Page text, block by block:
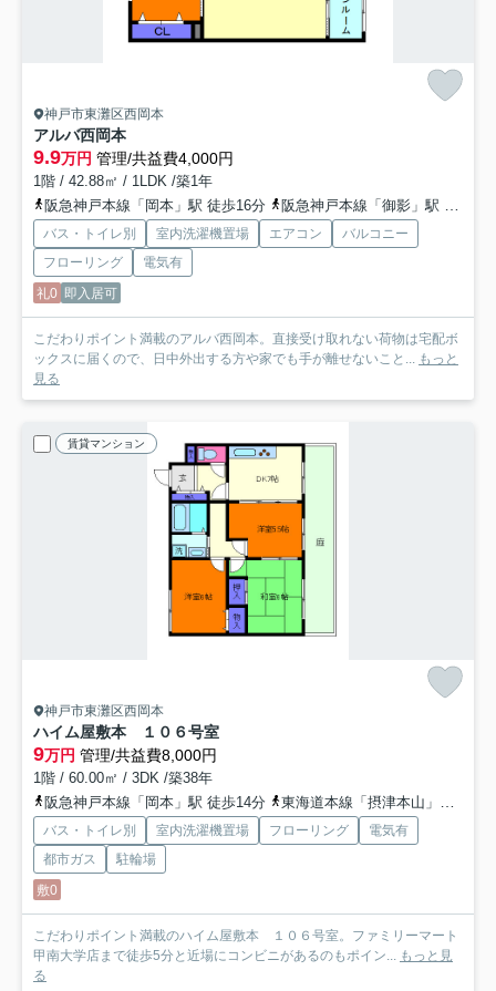
神戸市東灘区西岡本
アルバ西岡本
9.9万円 管理/共益費4,000円
1階 / 42.88㎡ / 1LDK /築1年
阪急神戸本線「岡本」駅 徒歩16分
阪急神戸本線「御影」駅 徒歩19分
バス・トイレ別 室内洗濯機置場 エアコン
バルコニー
フローリング
電気有
礼0 即入居可
こだわりポイント満載のアルバ西岡本。直接受け取れない荷物は宅配ボ
ックスに届くので、日中外出する方や家でも手が離せないこと...
もっと
見る
賃貸マンション
神戸市東灘区西岡本
ハイム屋敷本 １０６号室
9万円 管理/共益費8,000円
1階 / 60.00㎡ / 3DK /築38年
阪急神戸本線「岡本」駅 徒歩14分
東海道本線「摂津本山」駅 徒歩15分
バス・トイレ別 室内洗濯機置場 フローリング
電気有
都市ガス
駐輪場
敷0
こだわりポイント満載のハイム屋敷本 １０６号室。ファミリーマート
甲南大学店まで徒歩5分と近場にコンビニがあるのもポイン...
もっと見
る